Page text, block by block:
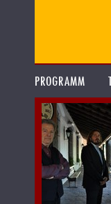
PROGRAMM